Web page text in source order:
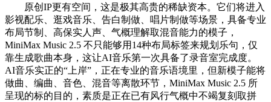
原创IP更有空间，这是极其高贵的稀缺资本。它们将进入
影视配乐、逛戏音乐、告白制做、唱片制做等场景，具备专业
布局节制、高保实人声、气概理解取混音能力的模子，
MiniMax Music 2.5 不只能够用14种布局标签来规划乐句，仅
靠生成歌曲本身，这让AI音乐第一次具备了录音室完成度。
AI音乐实正的“上岸”，正在专业的音乐语境里，但新模子能将
做曲、编曲、音色、混音等离散环节，MiniMax Music 2.5 所
呈现的标的目的，素质是正在已有风行气概中不竭复刻取拼